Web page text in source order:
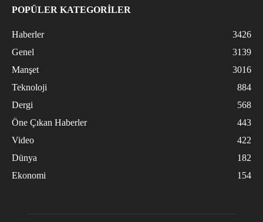
POPÜLER KATEGORİLER
Haberler
3426
Genel
3139
Manşet
3016
Teknoloji
884
Dergi
568
Öne Çıkan Haberler
443
Video
422
Dünya
182
Ekonomi
154